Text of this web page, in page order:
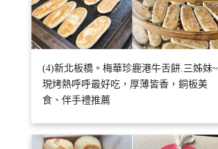
(4)新北板橋。梅華珍鹿港牛舌餅.三姊妹~
現烤熱呼呼最好吃，厚薄皆香，銅板美
食、伴手禮推薦